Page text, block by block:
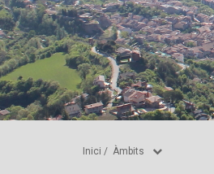
Inici / Àmbits